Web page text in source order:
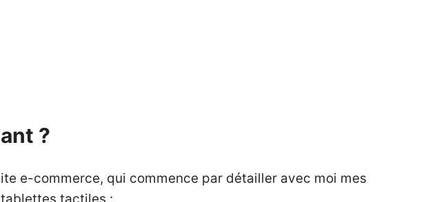
?
e-commerce, qui commence par détailler avec moi mes